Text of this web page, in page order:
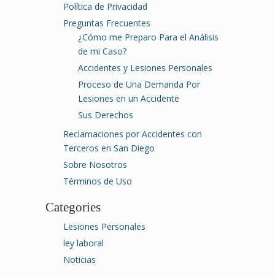
Política de Privacidad
Preguntas Frecuentes
¿Cómo me Preparo Para el Análisis
de mi Caso?
Accidentes y Lesiones Personales
Proceso de Una Demanda Por
Lesiones en un Accidente
Sus Derechos
Reclamaciones por Accidentes con
Terceros en San Diego
Sobre Nosotros
Términos de Uso
Categories
Lesiones Personales
ley laboral
Noticias